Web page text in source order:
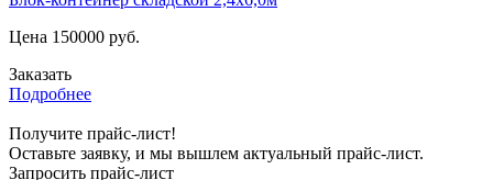
Цена 150000 руб.
Заказать
Подробнее
Получите прайс-лист!
Оставьте заявку, и мы вышлем актуальный прайс-лист.
Запросить прайс-лист